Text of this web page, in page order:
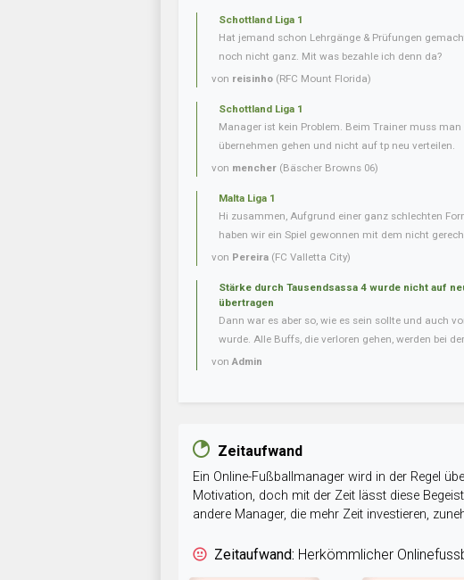
Schottland Liga 1
Hat jemand schon Lehrgänge & Prüfungen
noch nicht ganz. Mit was bezahle ich denn da?
von reisinho (RFC Mount Florida)
Schottland Liga 1
Manager ist kein Problem. Beim Trainer muss man
übernehmen gehen und nicht auf tp neu verteilen.
von mencher (Bäscher Browns 06)
Malta Liga 1
Hi zusammen, Aufgrund einer ganz schlechten
haben wir ein Spiel gewonnen mit dem nicht
von Pereira (FC Valletta City)
Stärke durch Tausendsassa 4 wurde nicht auf
übertragen
Dann war es aber so, wie es sein sollte und auch
wurde. Alle Buffs, die verloren gehen, werden bei
vonAdmin
Zeitaufwand
Ein Online-Fußballmanager wird in der Regel
Motivation, doch mit der Zeit lässt diese
andere Manager, die mehr Zeit investieren,
Zeitaufwand: Herkömmlicher